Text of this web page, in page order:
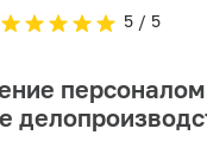
5/ 5